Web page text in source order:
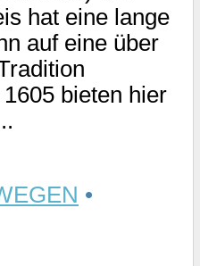
hat eine lange
auf eine über
bieten hier
•